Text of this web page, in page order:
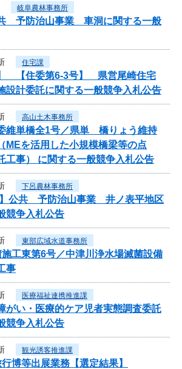
岐阜農林事務所
共 予防治山事業 車洞に関する一般
住宅課
】 【住委第6-3号】 県営尾崎住宅
設計委託に関する一般競争入札公告
高山土木事務所
維単橋全1号／県単 橋りょう維持
MEを活用した小規模橋梁等の点
工事） に関する一般競争入札公告
下呂農林事務所
】公共 予防治山事業 井ノ表平地区
競争入札公告
東部広域水道事務所
施工東第6号／中津川浄水場滅菌設備
事
医療福祉連携推進課
がい・医療的ケア児者実態調査委託
競争入札公告
観光誘客推進課
博等出展業務【選定結果】